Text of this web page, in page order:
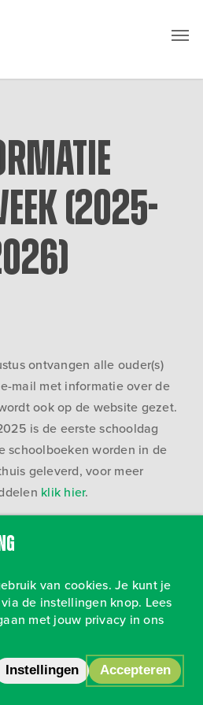
(2025-
ontvangen alle ouder(s)
mail met informatie over de
ook op de website gezet.
is de eerste schooldag
schoolboeken worden in de
geleverd, voor meer
klik hier.
•Privacy
van cookies. Je kunt je
de instellingen knop. Lees
met jouw privacy in ons
Instellingen Accepteren